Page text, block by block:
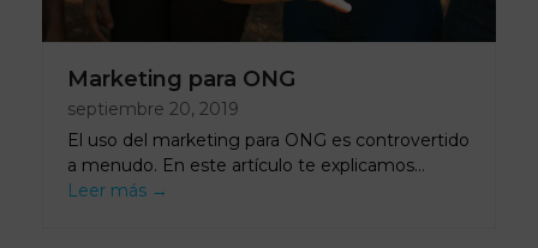
Marketing para ONG
septiembre 20, 2019
El uso del marketing para ONG es controvertido
a menudo. En este artículo te explicamos…
Leer más →